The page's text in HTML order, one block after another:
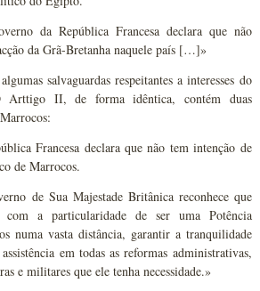
da República Francesa declara que não
da Grã-Bretanha naquele país […]»
salvaguardas respeitantes a interesses do
II, de forma idêntica, contém duas
Francesa declara que não tem intenção de
de Marrocos.
de Sua Majestade Britânica reconhece que
com a particularidade de ser uma Potência
numa vasta distância, garantir a tranquilidade
em todas as reformas administrativas,
e militares que ele tenha necessidade.»